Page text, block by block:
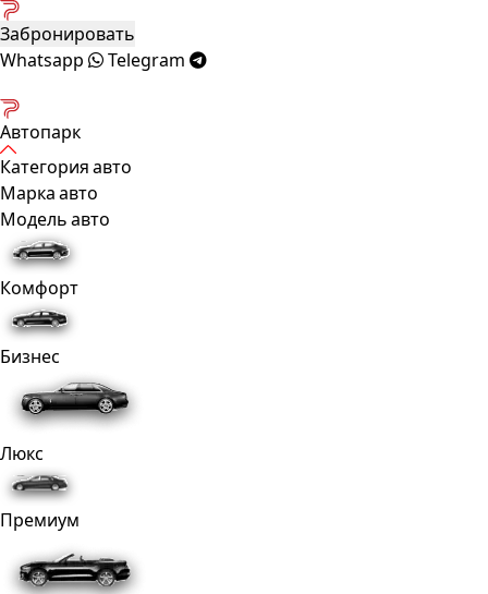
Забронировать
Whatsapp
Telegram
Автопарк
Категория авто
Марка авто
Модель авто
Комфорт
Бизнес
Люкс
Премиум